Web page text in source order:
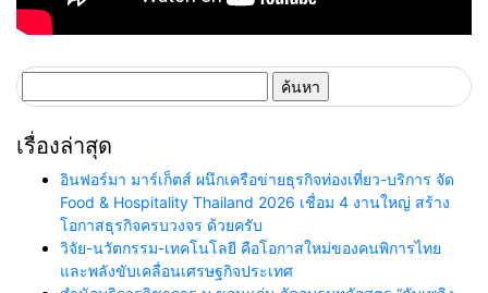
สำหรับ:
เรื่องล่าสุด
อินฟอร์มา มาร์เก็ตส์ ผนึกเครือข่ายธุรกิจท่องเที่ยว-บริการ จัด
Food & Hospitality Thailand 2026 เชื่อม 4 งานใหญ่ สร้าง
โอกาสธุรกิจครบวงจร ด้วยครับ
วิจัย-นวัตกรรม-เทคโนโลยี คือโอกาสใหม่ของคนพิการไทย
และพลังขับเคลื่อนเศรษฐกิจประเทศ